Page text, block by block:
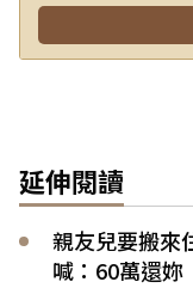
延伸閱讀
親友兒要搬來
喊：60萬還妳